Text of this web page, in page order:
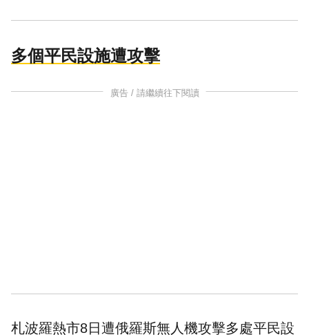
多個平民設施遭攻擊
廣告 / 請繼續往下閱讀
札波羅熱市8日遭俄羅斯無人機攻擊多處平民設